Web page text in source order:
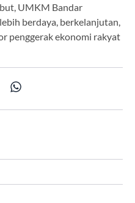
UMKM Bandar
berdaya, berkelanjutan,
penggerak ekonomi rakyat